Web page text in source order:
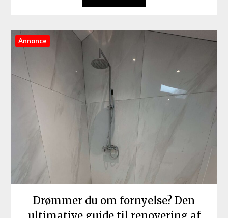
Annonce
Drømmer du om fornyelse? Den